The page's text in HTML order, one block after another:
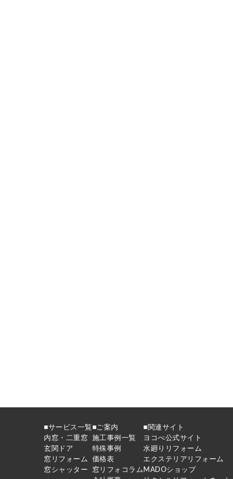
■サービス一覧
内窓・二重窓
玄関ドア
窓リフォーム
窓シャッター
■ご案内
施工事例一覧
特殊事例
価格表
窓リフォコラム
■関連サイト
ヨコべ公式サイト
水廻りリフォーム
エクステリアリフォーム
MADOショップ